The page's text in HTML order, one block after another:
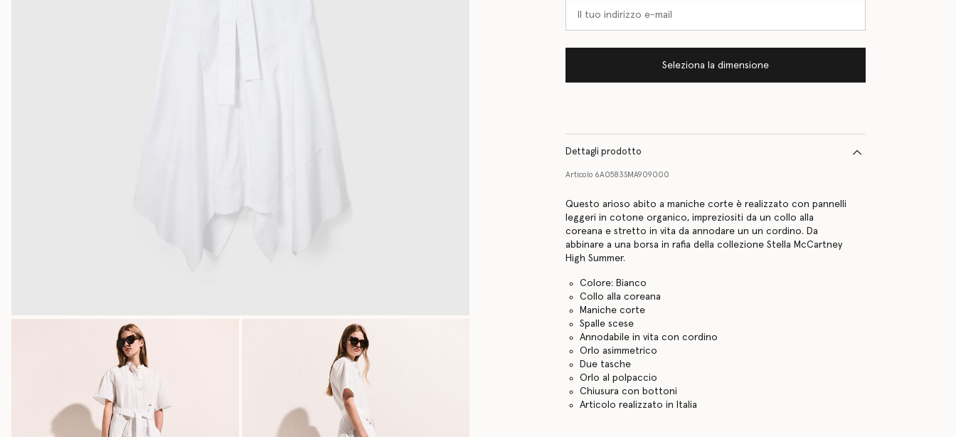
Seleziona la dimensione
Dettagli prodotto
Articolo 6A0583SMA909000
Questo arioso abito a maniche corte è realizzato con pannelli
leggeri in cotone organico, impreziositi da un collo alla
coreana e stretto in vita da annodare un un cordino. Da
abbinare a una borsa in rafia della collezione Stella McCartney
High Summer.
Colore: Bianco
Collo alla coreana
Maniche corte
Spalle scese
Annodabile in vita con cordino
Orlo asimmetrico
Due tasche
Orlo al polpaccio
Chiusura con bottoni
Articolo realizzato in Italia